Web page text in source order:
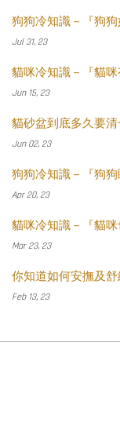
狗狗冷知識－『狗狗
Jul 31, 23
貓咪冷知識－『貓咪
Jun 15, 23
貓砂盆到底多久要
Jun 02, 23
狗狗冷知識－『狗狗
Apr 20, 23
貓咪冷知識－『貓咪
Mar 23, 23
你知道如何安撫及
Feb 13, 23